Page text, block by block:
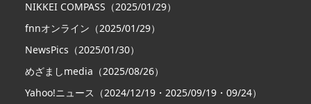
NIKKEI COMPASS（2025/01/29）
fnnオンライン（2025/01/29）
NewsPics（2025/01/30）
めざましmedia（2025/08/26）
Yahoo!ニュース（2024/12/19・2025/09/19・09/24）